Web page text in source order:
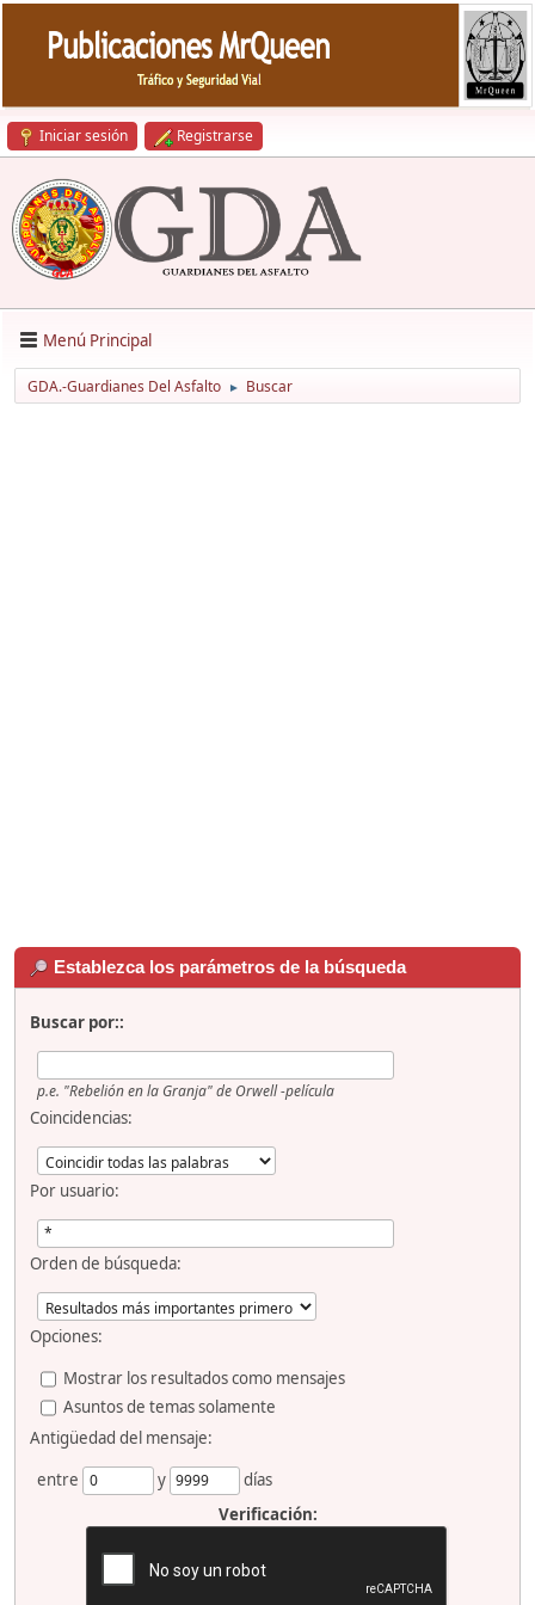
Iniciar sesión Registrarse
Menú Principal
GDA.-Guardianes Del Asfalto ► Buscar
Establezca los parámetros de la búsqueda
Buscar por::
p.e. "Rebelión en la Granja" de Orwell -película
Coincidencias:
Por usuario:
Orden de búsqueda:
Opciones:
Mostrar los resultados como mensajes
Asuntos de temas solamente
Antigüedad del mensaje:
entre
y
días
Verificación: